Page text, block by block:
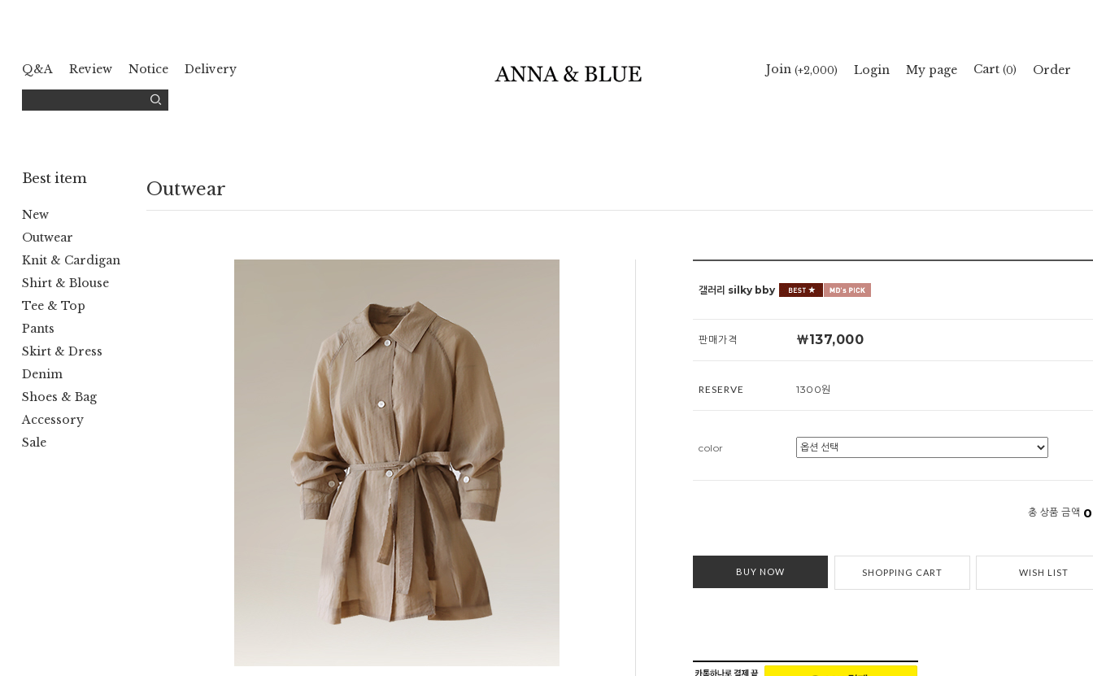
Q&A Review Notice Delivery Join(+2,000) Login My page Cart(0) Order
Best item
New
Outwear
Knit & Cardigan
Shirt & Blouse
Tee & Top
Pants
Skirt & Dress
Denim
Shoes & Bag
Accessory
Sale
Outwear
갤러리 silky bby
판매가격 ￦137,000
RESERVE 1300원
color
총 상품 금액 0
BUY NOW SHOPPING CART WISH LIST